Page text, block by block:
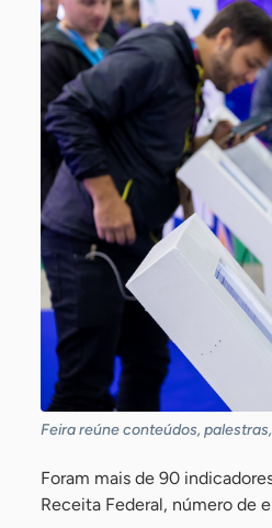
Feira reúne conteúdos,
Foram mais de 90
Receita Federal, número de